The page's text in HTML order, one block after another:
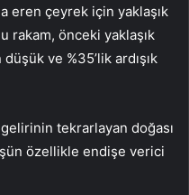
eren çeyrek için yaklaşık
rakam, önceki yaklaşık
ve %35’lik ardışık
tekrarlayan doğası
özellikle endişe verici